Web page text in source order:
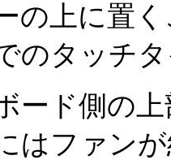
の上に置
のタッチ
ード側の
はファン